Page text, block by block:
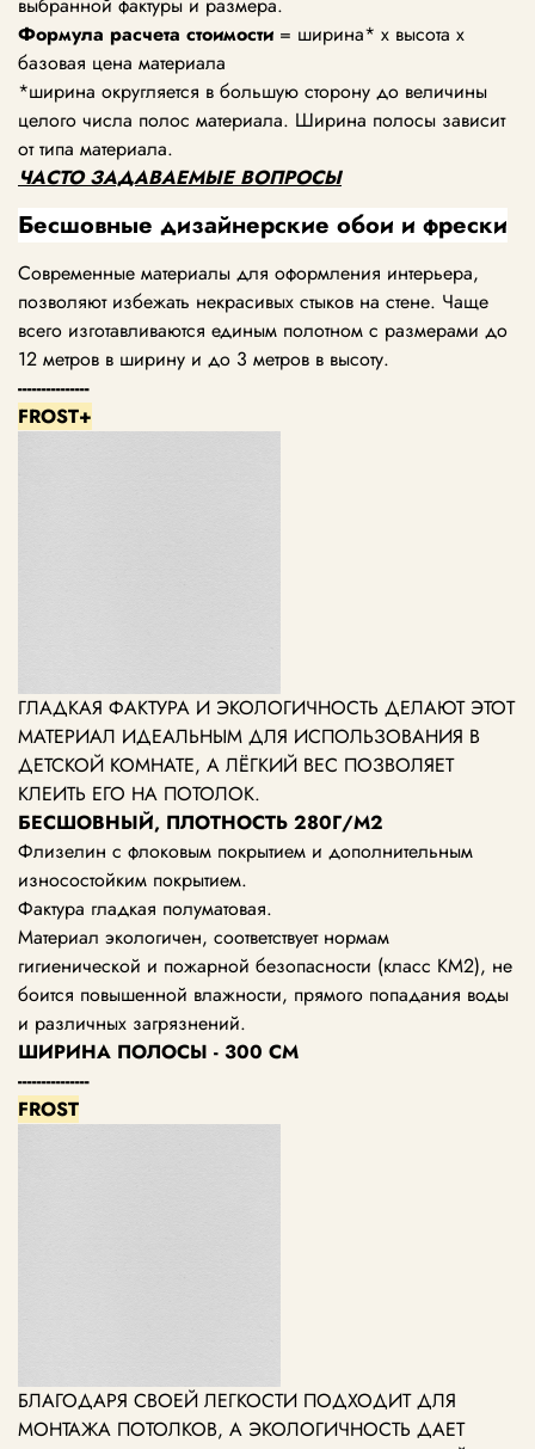
выбранной фактуры и размера.
Формула расчета стоимости = ширина* х высота х
базовая цена материала
*ширина округляется в большую сторону до величины
целого числа полос материала. Ширина полосы зависит
от типа материала.
ЧАСТО ЗАДАВАЕМЫЕ ВОПРОСЫ
Бесшовные дизайнерские обои и фрески
Современные материалы для оформления интерьера,
позволяют избежать некрасивых стыков на стене. Чаще
всего изготавливаются единым полотном с размерами до
12 метров в ширину и до 3 метров в высоту.
---------------
FROST+
ГЛАДКАЯ ФАКТУРА И ЭКОЛОГИЧНОСТЬ ДЕЛАЮТ ЭТОТ
МАТЕРИАЛ ИДЕАЛЬНЫМ ДЛЯ ИСПОЛЬЗОВАНИЯ В
ДЕТСКОЙ КОМНАТЕ, А ЛЁГКИЙ ВЕС ПОЗВОЛЯЕТ
КЛЕИТЬ ЕГО НА ПОТОЛОК.
БЕСШОВНЫЙ, ПЛОТНОСТЬ 280Г/М2
Флизелин с флоковым покрытием и дополнительным
износостойким покрытием.
Фактура гладкая полуматовая.
Материал экологичен, соответствует нормам
гигиенической и пожарной безопасности (класс КМ2), не
боится повышенной влажности, прямого попадания воды
и различных загрязнений.
ШИРИНА ПОЛОСЫ - 300 СМ
---------------
FROST
БЛАГОДАРЯ СВОЕЙ ЛЕГКОСТИ ПОДХОДИТ ДЛЯ
МОНТАЖА ПОТОЛКОВ, А ЭКОЛОГИЧНОСТЬ ДАЕТ